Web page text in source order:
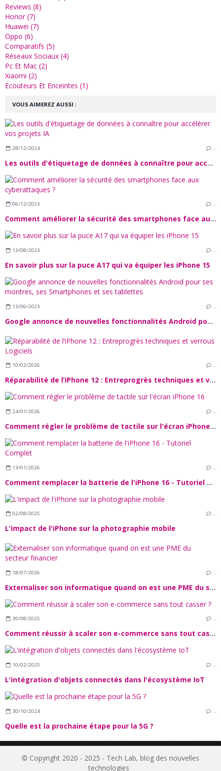
VOUS AIMEREZ AUSSI :
28/12/2024 …
Les outils d'étiquetage de données à connaître pour accélérer vos projets IA
06/12/2023 …
Comment améliorer la sécurité des smartphones face aux cyberattaques ?
13/08/2023 …
En savoir plus sur la puce A17 qui va équiper les iPhone 15
13/06/2023 …
Google annonce de nouvelles fonctionnalités Android pour ses montres, ses Smartphones et ses tablettes
10/02/2026 …
Réparabilité de l’iPhone 12 : Entreprogrès techniques et verrous Logiciels
24/01/2026 …
Comment régler le problème de tactile sur l'écran iPhone 16
13/01/2026
Comment remplacer la batterie de l'iPhone 16 - Tutoriel Complet
02/08/2025 …
L'impact de l'iPhone sur la photographie mobile
18/07/2026 …
Externaliser son informatique quand on est une PME du secteur financier
30/08/2025 …
Comment réussir à scaler son e-commerce sans tout casser ?
10/02/2025 …
L'intégration d'objets connectés dans l'écosystème IoT
30/10/2024 …
Quelle est la prochaine étape pour la 5G ?
Reviews (8)
Honor (7)
Huawei (7)
Oppo (6)
Comparatifs (5)
Réseaux Sociaux (4)
Pc Et Mac (2)
Xiaomi (2)
Ecouteurs Et Enceintes (1)
© Copyright 2020 - 2025 - Tech Lab, blog des nouvelles
technologies